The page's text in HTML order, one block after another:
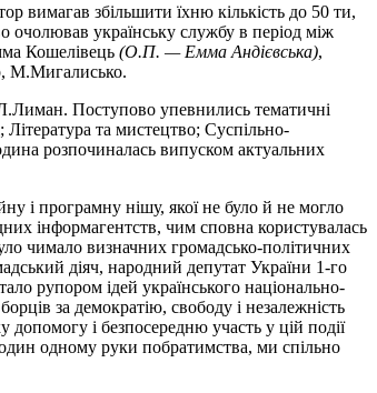
вимагав збільшити їхню кількість до 50 ти,
українську службу в період між
Кошелівець (О.П. — Емма Андієвська),
М.Мигалисько.
Поступово упевнились тематичні
та мистецтво; Суспільно-
розпочиналась випуском актуальних
і програмну нішу, якої не було й не могло
інформагентств, чим сповна користувалась
чимало визначних громадсько-політичних
діяч, народний депутат України 1-го
рупором ідей українського національно-
за демократію, свободу і незалежність
і безпосередню участь у цій події
один одному руки побратимства, ми спільно